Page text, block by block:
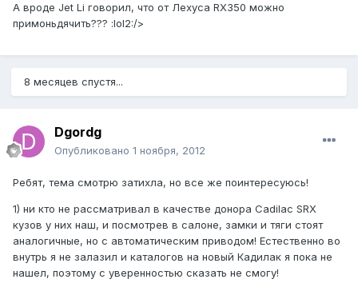
А вроде Jet Li говорил, что от Лехуса RX350 можно
примоньдячить??? :lol2:/>
8 месяцев спустя...
Dgordg
Опубликовано 1 ноября, 2012
Ребят, тема смотрю затихла, но все же поинтересуюсь!
1) ни кто не рассматривал в качестве донора Cadilac SRX
кузов у них наш, и посмотрев в салоне, замки и тяги стоят
аналогичные, но с автоматическим приводом! Естественно во
внутрь я не залазил и каталогов на новый Кадилак я пока не
нашел, поэтому с уверенностью сказать не смогу!